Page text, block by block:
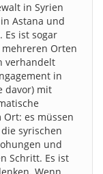
in Syrien
Astana und
Es ist sogar
Orten
verhandelt
in
davor) mit
Ort: es müssen
syrischen
und
Schritt. Es ist